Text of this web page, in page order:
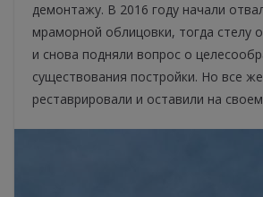
демонтажу. В 2016 году начали
мраморной облицовки, тогда стелу
и снова подняли вопрос о
существования постройки. Но все
реставрировали и оставили на